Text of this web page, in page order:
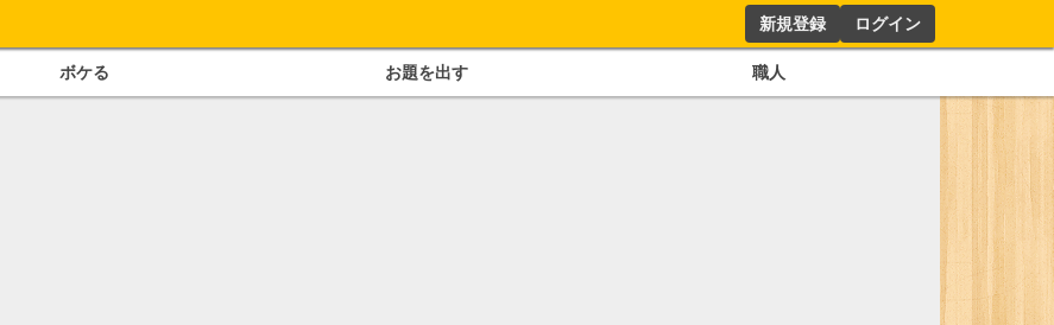
新規登録 ログイン
ボケる お題を出す 職人